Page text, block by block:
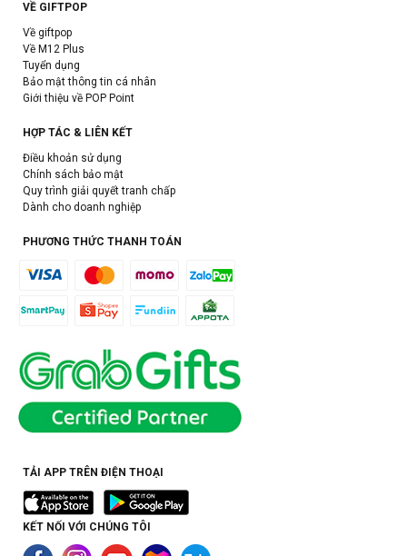
VỀ GIFTPOP
Về giftpop
Về M12 Plus
Tuyển dụng
Bảo mật thông tin cá nhân
Giới thiệu về POP Point
HỢP TÁC & LIÊN KẾT
Điều khoản sử dụng
Chính sách bảo mật
Quy trình giải quyết tranh chấp
Dành cho doanh nghiệp
PHƯƠNG THỨC THANH TOÁN
TẢI APP TRÊN ĐIỆN THOẠI
KẾT NỐI VỚI CHÚNG TÔI